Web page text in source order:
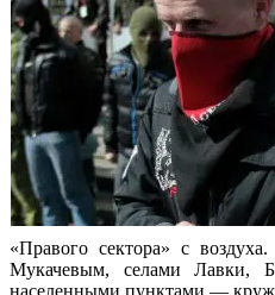
«Правого сектора» с
Мукачевым, селами Лавки,
населенными пунктами —